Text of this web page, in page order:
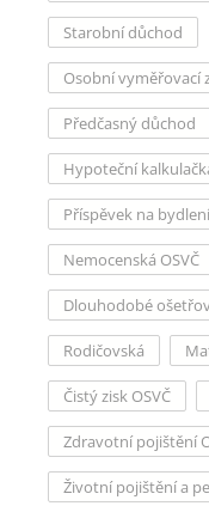
Starobní důchod
Osobní vyměřovací
Předčasný důchod
Hypoteční
Příspěvek na bydlení
Nemocenská OSVČ
Dlouhodobé
Rodičovská
Čistý zisk OSVČ
Zdravotní pojištění
Životní pojištění a